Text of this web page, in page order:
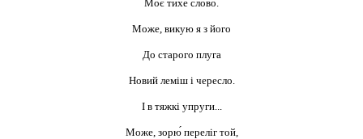
Моє тихе слово.
Може, викую я з його
До старого плуга
Новий леміш і чересло.
І в тяжкі упруги...
Може, зорю́ переліг той,